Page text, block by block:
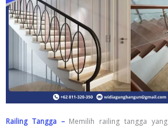
Railing Tangga – Memilih railing tangga